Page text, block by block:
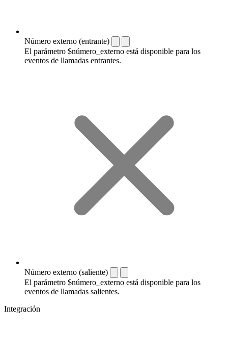
Número externo (entrante)
El parámetro $número_externo está disponible para los
eventos de llamadas entrantes.
Número externo (saliente)
El parámetro $número_externo está disponible para los
eventos de llamadas salientes.
Integración